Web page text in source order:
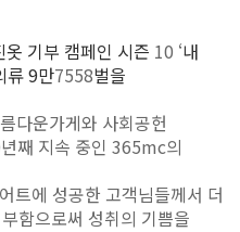
옷 기부 캠페인 시즌 10 ‘내
류9만7558벌을
다운가게와 사회공헌
년째 지속 중인 365mc의
트에 성공한 고객님들께서 더
함으로써 성취의 기쁨을